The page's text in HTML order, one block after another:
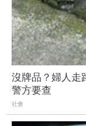
沒牌品？婦人
警方要查
社會